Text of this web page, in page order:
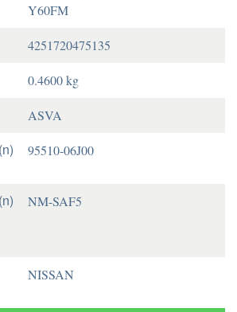
Y60FM
4251720475135
0.4600 kg
ASVA
95510-06J00
NM-SAF5
NISSAN